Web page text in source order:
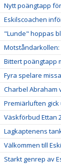
Nytt poängtapp
Eskilscoachen
"Lunde" hoppas
Motståndarkollen:
Bittert poängtapp
Fyra spelare
Charbel Abraham
Premiärluften gick
Väskförbud Ettan
Lagkaptenens
Välkommen till
Starkt genrep av